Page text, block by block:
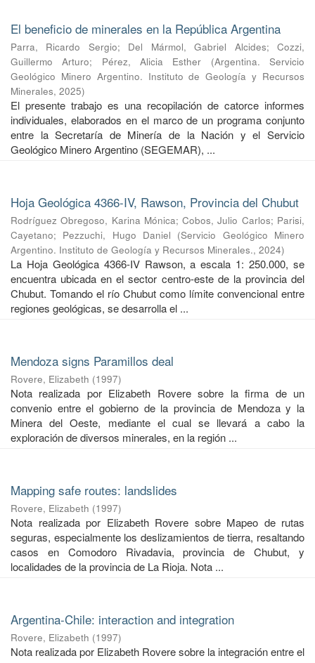
El beneficio de minerales en la República Argentina
Parra, Ricardo Sergio; Del Mármol, Gabriel Alcides;Cozzi,
Guillermo Arturo; Pérez, Alicia Esther (Argentina. Servicio
Geológico Minero Argentino. Instituto de Geología y Recursos
Minerales, 2025)
El presente trabajo es una recopilación de catorce informes
individuales, elaborados en el marco de un programa conjunto
entre la Secretaría de Minería de la Nación y el Servicio
Geológico Minero Argentino (SEGEMAR), ...
Hoja Geológica 4366-IV, Rawson, Provincia del Chubut
Rodríguez Obregoso, Karina Mónica;Cobos, Julio Carlos; Parisi,
Cayetano; Pezzuchi, Hugo Daniel (Servicio Geológico Minero
Argentino. Instituto de Geología y Recursos Minerales., 2024)
La Hoja Geológica 4366-IV Rawson, a escala 1: 250.000, se
encuentra ubicada en el sector centro-este de la provincia del
Chubut. Tomando el río Chubut como límite convencional entre
regiones geológicas, se desarrolla el ...
Mendoza signs Paramillos deal
Rovere, Elizabeth (1997)
Nota realizada por Elizabeth Rovere sobre la firma de un
convenio entre el gobierno de la provincia de Mendoza y la
Minera del Oeste, mediante el cual se llevará a cabo la
exploración de diversos minerales, en la región ...
Mapping safe routes: landslides
Rovere, Elizabeth (1997)
Nota realizada por Elizabeth Rovere sobre Mapeo de rutas
seguras, especialmente los deslizamientos de tierra, resaltando
casos en Comodoro Rivadavia, provincia de Chubut, y
localidades de la provincia de La Rioja. Nota ...
Argentina-Chile: interaction and integration
Rovere, Elizabeth (1997)
Nota realizada por Elizabeth Rovere sobre la integración entre el